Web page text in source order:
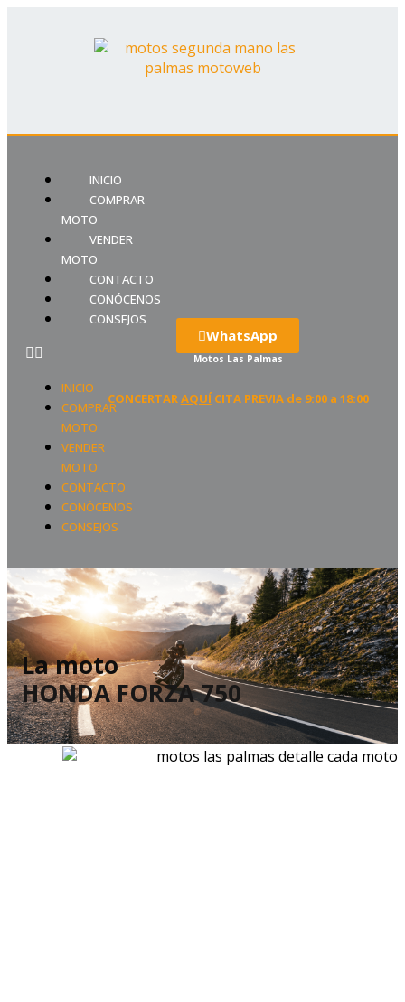
INICIO
COMPRAR
MOTO
VENDER
MOTO
CONTACTO
CONÓCENOS
CONSEJOS
INICIO
COMPRAR
MOTO
VENDER
MOTO
CONTACTO
CONÓCENOS
CONSEJOS
WhatsApp
Motos Las Palmas
CONCERTARAQUÍCITA PREVIA de 9:00 a 18:00
La moto
HONDA FORZA 750